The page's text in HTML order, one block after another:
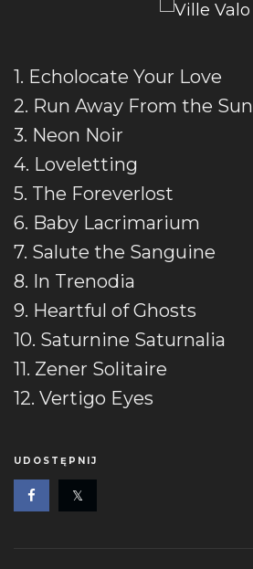
1. Echolocate Your Love
2. Run Away From the Sun
3. Neon Noir
4. Loveletting
5. The Foreverlost
6. Baby Lacrimarium
7. Salute the Sanguine
8. In Trenodia
9. Heartful of Ghosts
10. Saturnine Saturnalia
11. Zener Solitaire
12. Vertigo Eyes
UDOSTĘPNIJ